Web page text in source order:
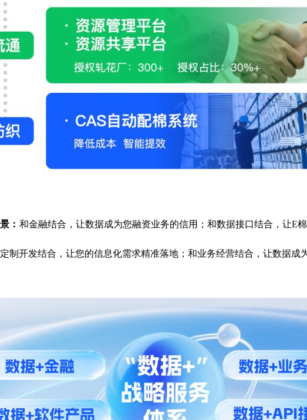
： 和金融结合，让数据成为您融资业务的信用；和数据接口结合，让E
制开发结合，让您的信息化需求精准落地；和业务经营结合，让数据成